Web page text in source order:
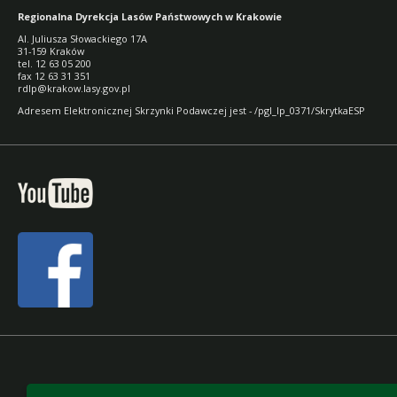
Regionalna Dyrekcja Lasów Państwowych w Krakowie
Al. Juliusza Słowackiego 17A
31-159 Kraków
tel. 12 63 05 200
fax 12 63 31 351
rdlp@krakow.lasy.gov.pl
Adresem Elektronicznej Skrzynki Podawczej jest - /pgl_lp_0371/SkrytkaESP